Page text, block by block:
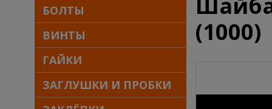
БОЛТЫ
ВИНТЫ
ГАЙКИ
ЗАГЛУШКИ И ПРОБКИ
(1000)